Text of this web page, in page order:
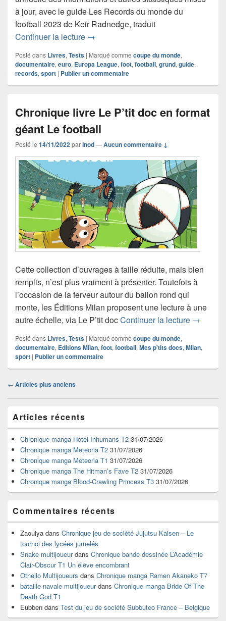
à jour, avec le guide Les Records du monde du
football 2023 de Keir Radnedge, traduit
Continuer la lecture Chronique livre Les Records du
→
Posté dans Livres, Tests | Marqué comme coupe du monde,
documentaire, euro, Europa League, foot, football, grund, guide,
records, sport | Publier un commentaire
Chronique livre Le P’tit doc en format
géant Le football
Posté le 14/11/2022parInod—Aucun commentaire ↓
Cette collection d’ouvrages à taille réduite, mais bien
remplis, n’est plus vraiment à présenter. Toutefois à
l’occasion de la ferveur autour du ballon rond qui
monte, les Éditions Milan proposent une lecture à une
autre échelle, via Le P’tit docContinuer la lecture →
Posté dans Livres, Tests | Marqué comme coupe du monde,
documentaire, Editions Milan, foot, football, Mes p'tits docs, Milan,
sport | Publier un commentaire
Navigation
articles
← Articles plus anciens
principale
de
widget
pour
barre
latérale
Articles récents
Chronique manga Hotel Inhumans T2 31/07/2026
Chronique manga Meteoria T2 31/07/2026
Chronique manga Meteoria T1 31/07/2026
Chronique manga The Hitman’s Fave T2 31/07/2026
Chronique manga Blood-Crawling Princess T3 31/07/2026
Commentaires récents
Zaouiya dans Chronique jeu de société Jujutsu Kaisen – Le
tournoi des lycées jumelés
Snake multijoueurdans Chronique bande dessinée L’Académie
Clair-Obscur T1 Un élève encombrant
Othello Multijoueurs dans Chronique manga Ramen Akaneko T7
bataille navale multijoueurdans Chronique manga Bride Of The
Death God T1
Eubben dans Test du jeu de société Subbuteo France – Belgique